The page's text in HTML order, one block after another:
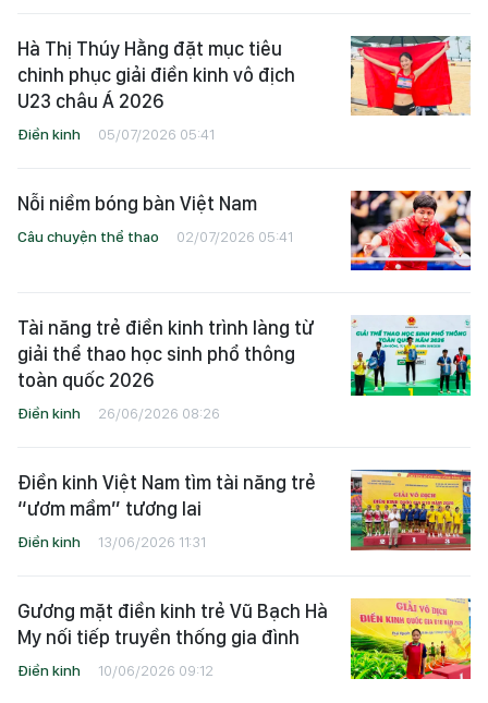
Hà Thị Thúy Hằng đặt mục tiêu
chinh phục giải điền kinh vô địch
U23 châu Á 2026
Điền kinh 05/07/2026 05:41
Nỗi niềm bóng bàn Việt Nam
Câu chuyện thể thao 02/07/2026 05:41
Tài năng trẻ điền kinh trình làng từ
giải thể thao học sinh phổ thông
toàn quốc 2026
Điền kinh 26/06/2026 08:26
Điền kinh Việt Nam tìm tài năng trẻ
“ươm mầm” tương lai
Điền kinh 13/06/2026 11:31
Gương mặt điền kinh trẻ Vũ Bạch Hà
My nối tiếp truyền thống gia đình
Điền kinh 10/06/2026 09:12